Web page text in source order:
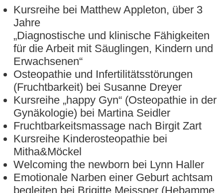
Kursreihe bei Matthew Appleton, über 3
Jahre
„Diagnostische und klinische Fähigkeiten
für die Arbeit mit Säuglingen, Kindern und
Erwachsenen“
Osteopathie und Infertilitätsstörungen
(Fruchtbarkeit) bei Susanne Dreyer
Kursreihe „happy Gyn“ (Osteopathie in der
Gynäkologie) bei Martina Seidler
Fruchtbarkeitsmassage nach Birgit Zart
Kursreihe Kinderosteopathie bei
Mitha&Möckel
Welcoming the newborn bei Lynn Haller
Emotionale Narben einer Geburt achtsam
begleiten bei Brigitte Meissner (Hebamme